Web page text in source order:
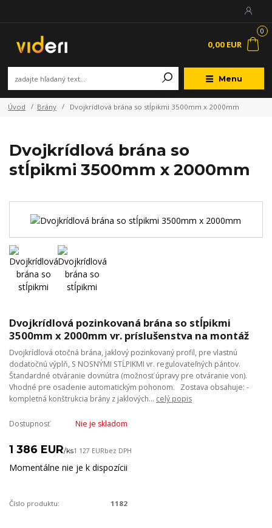
Menu
0
0,00 EUR
Úvod Brány Dvojkrídlová brána so stĺpikmi 3500mm x 2000mm
Dvojkrídlová brána so
stĺpikmi 3500mm x 2000mm
Dvojkrídlová pozinkovaná brána so stĺpikmi
3500mm x 2000mm vr. príslušenstva na montáž
Dvojkrídlová otočná brána, jaklový pozinkovaný profil, pre vlastnú
dodatočnú výplň, S NOSNÝMI STĹPIKMI vr. regulovateľných pántov.
Štandardné otváranie dovnútra (možnosť úpravy pre otváranie von).
Vhodné pre osadenie automatickým pohonom. Zostava obsahuje: -
kompletná konštrukcia brány z jaklových... celý popis
Dostupnosť Nie je skladom
1 386 EUR/ks1 127 EURbez DPH
Momentálne nie je k dispozícii
Číslo produktu: 1182